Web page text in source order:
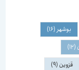
بوشهر(16)
قزوین(9)